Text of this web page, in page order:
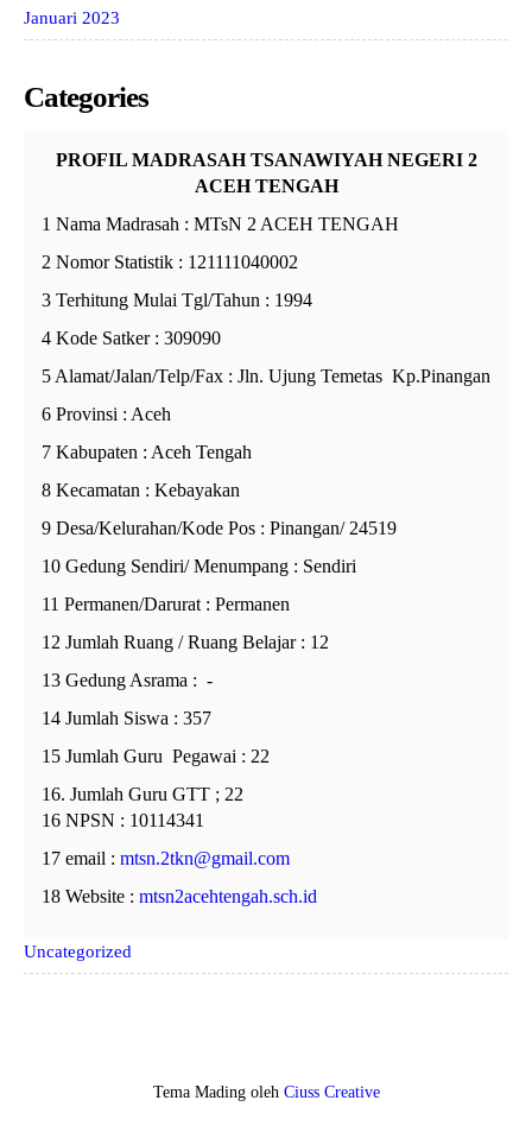
Januari 2023
Categories
PROFIL MADRASAH TSANAWIYAH NEGERI 2
ACEH TENGAH
1 Nama Madrasah : MTsN 2 ACEH TENGAH
2 Nomor Statistik : 121111040002
3 Terhitung Mulai Tgl/Tahun : 1994
4 Kode Satker : 309090
5 Alamat/Jalan/Telp/Fax : Jln. Ujung Temetas Kp.Pinangan
6 Provinsi : Aceh
7 Kabupaten : Aceh Tengah
8 Kecamatan : Kebayakan
9 Desa/Kelurahan/Kode Pos : Pinangan/ 24519
10 Gedung Sendiri/ Menumpang : Sendiri
11 Permanen/Darurat : Permanen
12 Jumlah Ruang / Ruang Belajar : 12
13 Gedung Asrama : -
14 Jumlah Siswa : 357
15 Jumlah Guru Pegawai : 22
16. Jumlah Guru GTT ; 22
16 NPSN : 10114341
17 email : mtsn.2tkn@gmail.com
18 Website : mtsn2acehtengah.sch.id
Uncategorized
Tema Mading oleh Ciuss Creative